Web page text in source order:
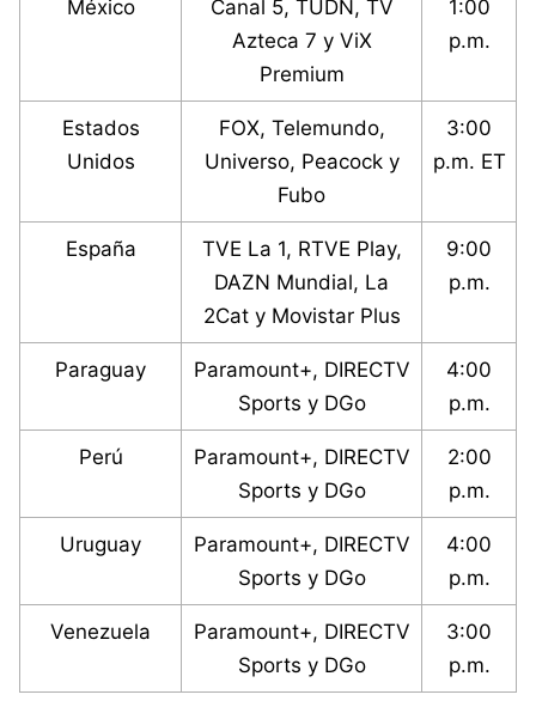
México
Canal 5, TUDN, TV
Azteca 7 y ViX
Premium
1:00
p.m.
Estados
Unidos
FOX, Telemundo,
Universo, Peacock y
Fubo
3:00
p.m. ET
España
TVE La 1, RTVE Play,
DAZN Mundial, La
2Cat y Movistar Plus
9:00
p.m.
Paraguay
Paramount+, DIRECTV
Sports y DGo
4:00
p.m.
Perú
Paramount+, DIRECTV
Sports y DGo
2:00
p.m.
Uruguay
Paramount+, DIRECTV
Sports y DGo
4:00
p.m.
Venezuela
Paramount+, DIRECTV
Sports y DGo
3:00
p.m.